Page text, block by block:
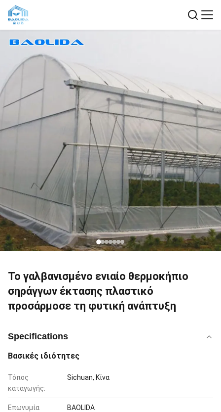
Το γαλβανισμένο ενιαίο θερμοκήπιο
σηράγγων έκτασης πλαστικό
προσάρμοσε τη φυτική ανάπτυξη
Specifications
Βασικές ιδιότητες
Τόπος
καταγωγής:
Sichuan, Κίνα
Επωνυμία
BAOLIDA